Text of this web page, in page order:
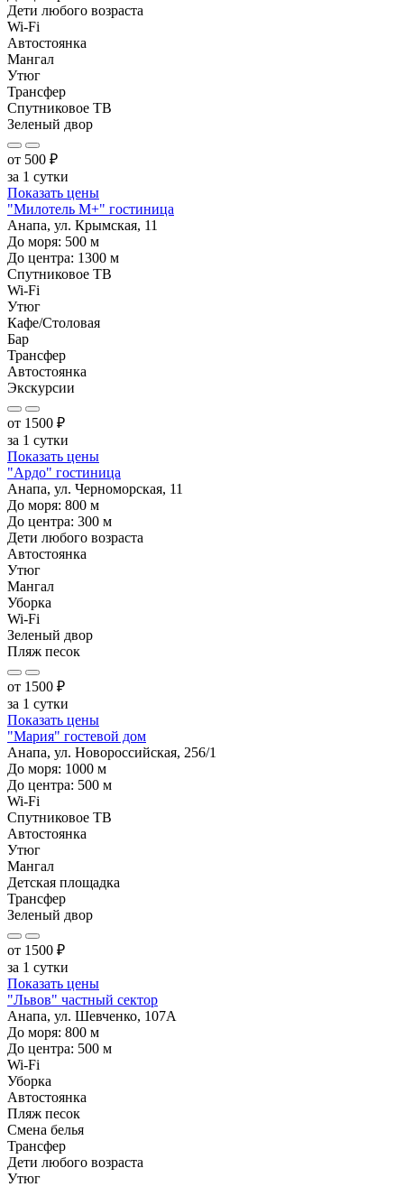
Дети любого возраста
Wi-Fi
Автостоянка
Мангал
Утюг
Трансфер
Спутниковое ТВ
Зеленый двор
от 500 ₽
за 1 сутки
Показать цены
"Милотель М+" гостиница
Анапа, ул. Крымская, 11
До моря: 500 м
До центра: 1300 м
Спутниковое ТВ
Wi-Fi
Утюг
Кафе/Столовая
Бар
Трансфер
Автостоянка
Экскурсии
от 1500 ₽
за 1 сутки
Показать цены
"Ардо" гостиница
Анапа, ул. Черноморская, 11
До моря: 800 м
До центра: 300 м
Дети любого возраста
Автостоянка
Утюг
Мангал
Уборка
Wi-Fi
Зеленый двор
Пляж песок
от 1500 ₽
за 1 сутки
Показать цены
"Мария" гостевой дом
Анапа, ул. Новороссийская, 256/1
До моря: 1000 м
До центра: 500 м
Wi-Fi
Спутниковое ТВ
Автостоянка
Утюг
Мангал
Детская площадка
Трансфер
Зеленый двор
от 1500 ₽
за 1 сутки
Показать цены
"Львов" частный сектор
Анапа, ул. Шевченко, 107А
До моря: 800 м
До центра: 500 м
Wi-Fi
Уборка
Автостоянка
Пляж песок
Смена белья
Трансфер
Дети любого возраста
Утюг